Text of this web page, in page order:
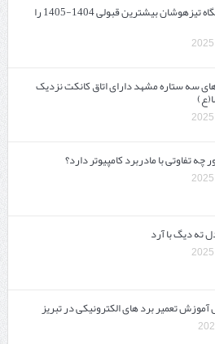
کدام آموزشگاه تیزهوشان بیشترین قبولی 1404-1405 را
سه ستاره مشهد دارای اتاق کانکت نزدیک
چه تفاوتی با مادربرد کامپیوتر دارد؟
تعمیر برد های الکترونیکی در تبریز